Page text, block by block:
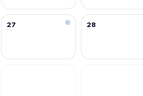
27 28